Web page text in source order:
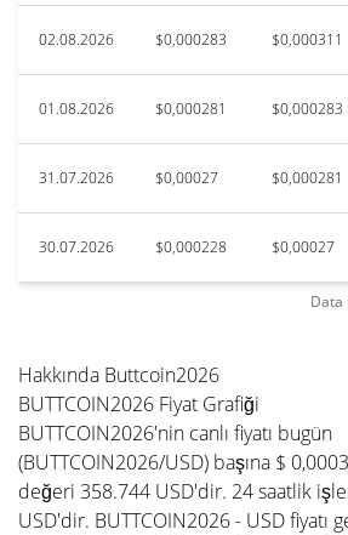
02.08.2026 $0,000283 $0,000311
01.08.2026 $0,000281 $0,000283
31.07.2026 $0,00027 $0,000281
30.07.2026 $0,000228 $0,00027
Data
Hakkında Buttcoin2026
BUTTCOIN2026 Fiyat Grafiği
BUTTCOIN2026'nin canlı fiyatı bugün
(BUTTCOIN2026/USD) başına $
değeri 358.744 USD'dir. 24 saatlik
USD'dir. BUTTCOIN2026 - USD fiyatı